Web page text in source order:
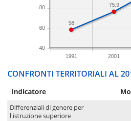
1991 2001
40
60
80 75.9
58
CONFRONTI TERRITORIALI AL
Indicatore
Differenziali di genere per
l'istruzione superiore